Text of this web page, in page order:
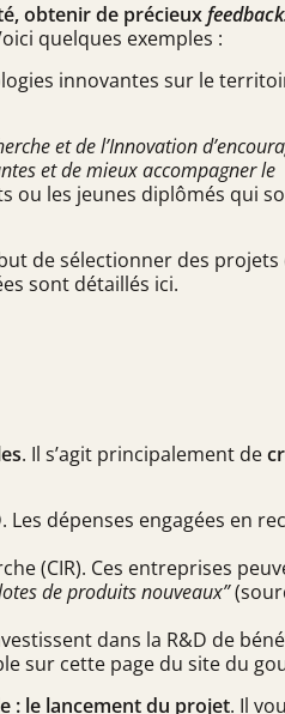
obtenir de précieux
quelques exemples :
innovantes sur le
et de l’Innovation
et de mieux accompagner le
ou les jeunes diplômés qui
de sélectionner des projets
sont détaillés ici.
. Il s’agit principalement de
dépenses engagées en
(CIR). Ces entreprises
de produits nouveaux”
dans la R&D de
sur cette page du site du
: le lancement du projet. Il